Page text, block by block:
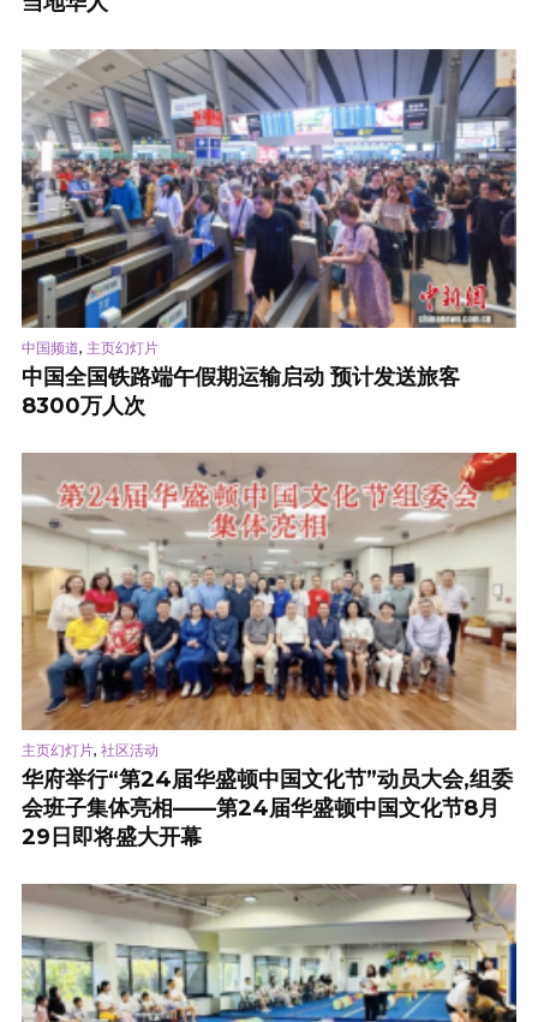
中国频道, 主页幻灯片
中国全国铁路端午假期运输启动 预计发送旅客
8300万人次
主页幻灯片, 社区活动
华府举行“第24届华盛顿中国文化节”动员大会,组委
会班子集体亮相——第24届华盛顿中国文化节8月
29日即将盛大开幕